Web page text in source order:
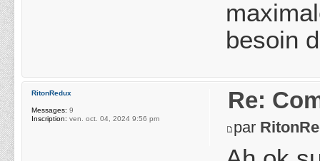
besoin
Re:
par
RitonRedux
Messages: 9
Inscription: ven. oct. 04, 2024 9:56 pm